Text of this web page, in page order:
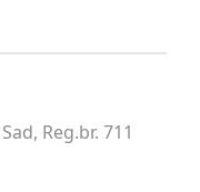
Reg.br. 711